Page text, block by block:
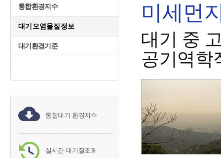
통합환경지수
대기오염물질정보
대기환경기준
통합대기 환경지수
실시간 대기질조회
미세먼
대기 중
공기역학